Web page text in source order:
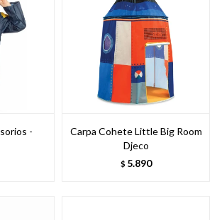
-
Carpa Cohete Little Big Room
Djeco
$ 5.890